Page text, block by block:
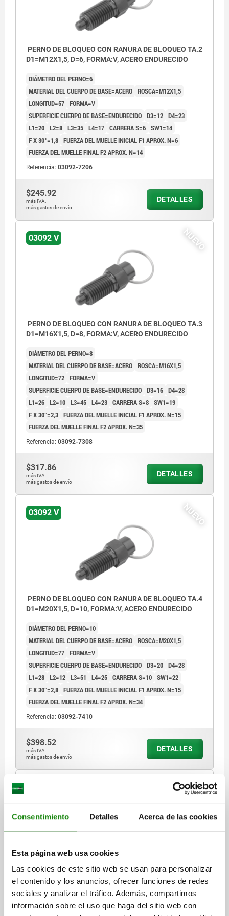
Consentimiento Detalles Acerca de las cookies
Esta página web usa cookies
Las cookies de este sitio web se usan para personalizar
el contenido y los anuncios, ofrecer funciones de redes
sociales y analizar el tráfico. Además, compartimos
información sobre el uso que haga del sitio web con
PERNO DE BLOQUEO CON RANURA DE BLOQUEO TA.2
D1=M12X1,5, D=6, FORMA:V, ACERO ENDURECIDO
DIÁMETRO DEL PERNO=6
MATERIAL DEL CUERPO DE BASE=ACERO ROSCA=M12X1,5
LONGITUD=57 FORMA=V
SUPERFICIE CUERPO DE BASE=ENDURECIDO D3=12 D4=23
L1=20 L2=8 L3=35 L4=17 CARRERA S=6 SW1=14
F X 30°=1,8 FUERZA DEL MUELLE INICIAL F1 APROX. N=6
FUERZA DEL MUELLE FINAL F2 APROX. N=14
Referencia: 03092-7206
$245.92
más IVA.
más gastos de envío
DETALLES
NUEVO
03092 V
PERNO DE BLOQUEO CON RANURA DE BLOQUEO TA.3
D1=M16X1,5, D=8, FORMA:V, ACERO ENDURECIDO
DIÁMETRO DEL PERNO=8
MATERIAL DEL CUERPO DE BASE=ACERO ROSCA=M16X1,5
LONGITUD=72 FORMA=V
SUPERFICIE CUERPO DE BASE=ENDURECIDO D3=16 D4=28
L1=26 L2=10 L3=45 L4=23 CARRERA S=8 SW1=19
F X 30°=2,3 FUERZA DEL MUELLE INICIAL F1 APROX. N=15
FUERZA DEL MUELLE FINAL F2 APROX. N=35
Referencia: 03092-7308
$317.86
más IVA.
más gastos de envío
DETALLES
NUEVO
03092 V
PERNO DE BLOQUEO CON RANURA DE BLOQUEO TA.4
D1=M20X1,5, D=10, FORMA:V, ACERO ENDURECIDO
DIÁMETRO DEL PERNO=10
MATERIAL DEL CUERPO DE BASE=ACERO ROSCA=M20X1,5
LONGITUD=77 FORMA=V
SUPERFICIE CUERPO DE BASE=ENDURECIDO D3=20 D4=28
L1=28 L2=12 L3=51 L4=25 CARRERA S=10 SW1=22
F X 30°=2,8 FUERZA DEL MUELLE INICIAL F1 APROX. N=15
FUERZA DEL MUELLE FINAL F2 APROX. N=34
Referencia: 03092-7410
$398.52
más IVA.
más gastos de envío
DETALLES
NUEVO
PERNO DE BLOQUEO CON RANURA DE BLOQUEO TA.0
D1=M08X1, D=4, FORMA:V, ACERO INOXIDABLE
ENDURECIDO
DIÁMETRO DEL PERNO=4